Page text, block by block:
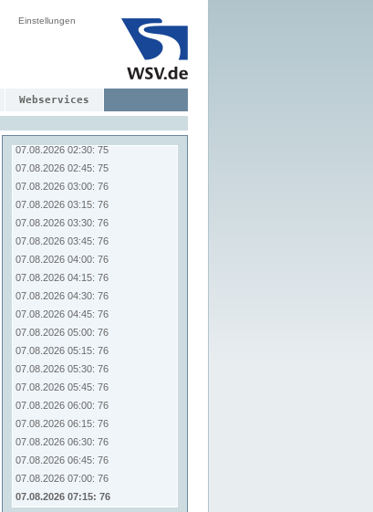
Einstellungen
Webservices
07.08.2026 00:45: 75
07.08.2026 01:45: 75
07.08.2026 02:00: 75
07.08.2026 02:15: 75
07.08.2026 02:30: 75
07.08.2026 02:45: 75
07.08.2026 03:00: 76
07.08.2026 03:15: 76
07.08.2026 03:30: 76
07.08.2026 03:45: 76
07.08.2026 04:00: 76
07.08.2026 04:15: 76
07.08.2026 04:30: 76
07.08.2026 04:45: 76
07.08.2026 05:00: 76
07.08.2026 05:15: 76
07.08.2026 05:30: 76
07.08.2026 05:45: 76
07.08.2026 06:00: 76
07.08.2026 06:15: 76
07.08.2026 06:30: 76
07.08.2026 06:45: 76
07.08.2026 07:00: 76
07.08.2026 07:15: 76